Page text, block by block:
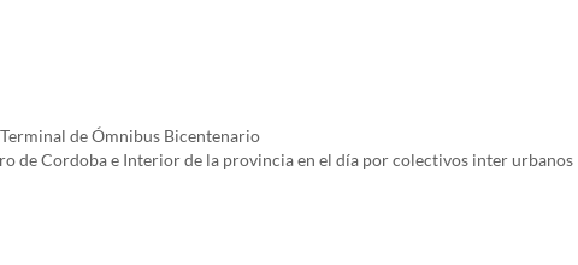
de Ómnibus Bicentenario
de Cordoba e Interior de la provincia en el día por colectivos inter urbanos